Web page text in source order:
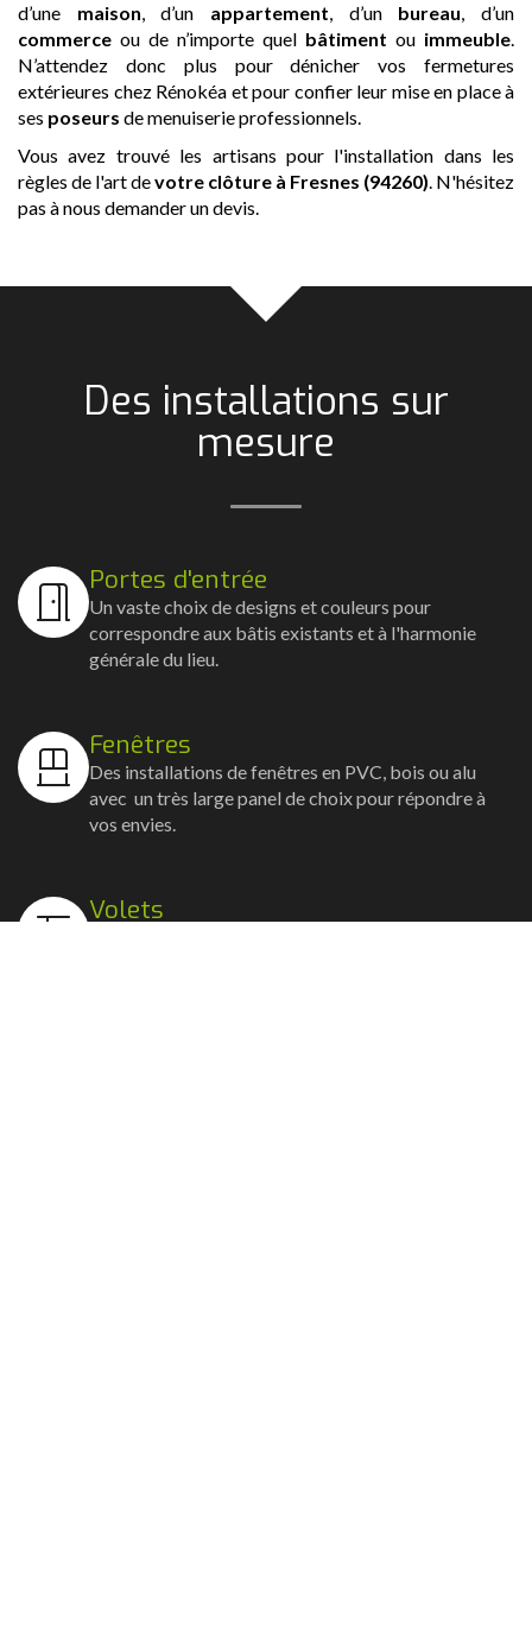
d’une maison, d’un appartement, d’un bureau, d’un
commerce ou de n’importe quel bâtiment ou immeuble.
N’attendez donc plus pour dénicher vos fermetures
extérieures chez Rénokéa et pour confier leur mise en place à
ses poseurs de menuiserie professionnels.
Vous avez trouvé les artisans pour l'installation dans les
règles de l'art devotre clôture à Fresnes (94260). N'hésitez
pas à nous demander un devis.
Des installations sur
mesure
Portes d'entrée
Un vaste choix de designs et couleurs pour
correspondre aux bâtis existants et à l'harmonie
générale du lieu.
Fenêtres
Des installations de fenêtres en PVC, bois ou alu
avec un très large panel de choix pour répondre à
vos envies.
Volets